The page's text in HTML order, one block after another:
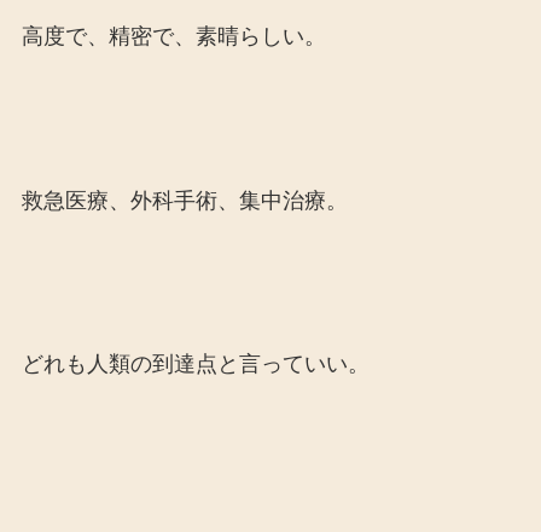
高度で、精密で、素晴らしい。
救急医療、外科手術、集中治療。
どれも人類の到達点と言っていい。